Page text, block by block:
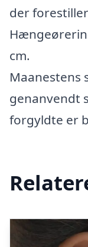
der
cm.
Maanestens
genanvendt
forgyldte er